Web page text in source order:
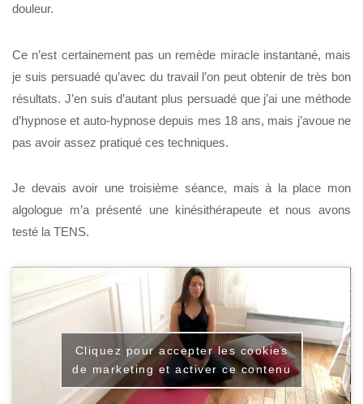
douleur.
Ce n’est certainement pas un remède miracle instantané, mais
je suis persuadé qu’avec du travail l’on peut obtenir de très bon
résultats. J’en suis d’autant plus persuadé que j’ai une méthode
d’hypnose et auto-hypnose depuis mes 18 ans, mais j’avoue ne
pas avoir assez pratiqué ces techniques.
Je devais avoir une troisième séance, mais à la place mon
algologue m’a présenté une kinésithérapeute et nous avons
testé la TENS.
Cliquez pour accepter les cookies
de marketing et activer ce contenu